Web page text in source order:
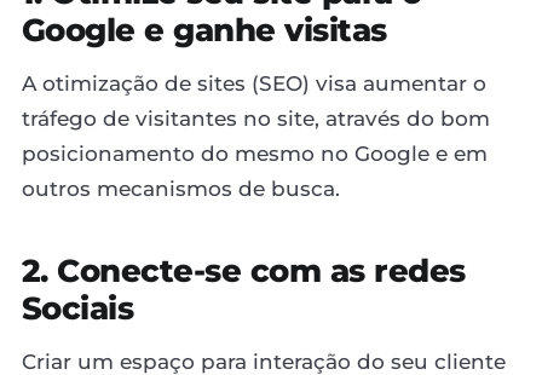
Google e ganhe visitas
A otimização de sites (SEO) visa aumentar o
tráfego de visitantes no site, através do bom
posicionamento do mesmo no Google e em
outros mecanismos de busca.
2. Conecte-se com as redes
Sociais
Criar um espaço para interação do seu cliente